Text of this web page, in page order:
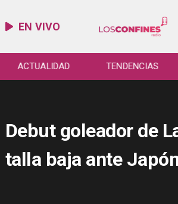
EN VIVO
ACTUALIDAD TENDENCIAS
Debut goleador de
talla baja ante